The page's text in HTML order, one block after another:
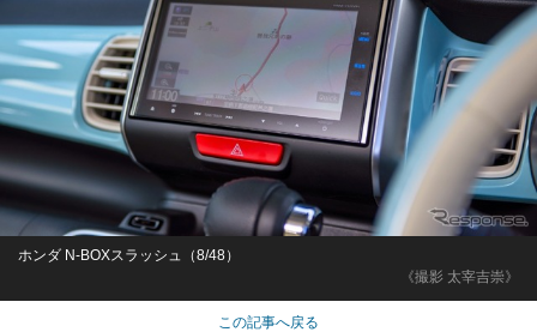
《撮影 太宰吉崇》
ホンダ N-BOXスラッシュ（8/48）
この記事へ戻る